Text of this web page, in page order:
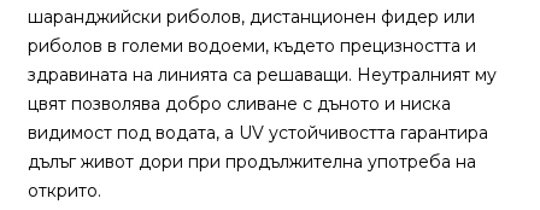
Връщане
и
рекламация
Условия
за
ползване
шаранджийски риболов, дистанционен фидер или
риболов в големи водоеми, където прецизността и
здравината на линията са решаващи. Неутралният му
цвят позволява добро сливане с дъното и ниска
видимост под водата, а UV устойчивостта гарантира
дълъг живот дори при продължителна употреба на
открито.